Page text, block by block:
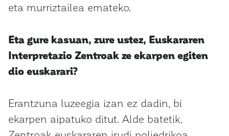
eta murriztailea emateko.
Eta gure kasuan, zure ustez, Euskararen
Interpretazio Zentroak ze ekarpen egiten
dio euskarari?
Erantzuna luzeegia izan ez dadin, bi
ekarpen aipatuko ditut. Alde batetik,